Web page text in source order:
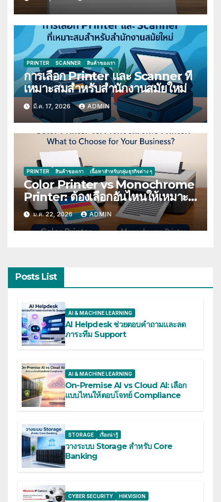
PRINTER SCANNER สินค้าของเรา
การเลือก Printer และ Scanner ที่
เหมาะสมสำหรับสำนักงานสมัยใหม่
มี.ค. 17, 2026 ADMIN
PRINTER สินค้าของเรา เนื้อหาสำหรับกลุ่มธุรกิจต่าง ๆ
Color Printer vs Monochrome
Printer: ต้องเลือกอันไหนให้เหมาะ
กับธุรกิจของคุณ
ม.ค. 22, 2026 ADMIN
Posts List
AI & MACHINE LEARNING
AI Helpdesk ช่วยตอบคำถามและลด
ภาระทีม Support
AI & MACHINE LEARNING
On-Premise AI vs Cloud AI: เลือก
แบบไหนให้ตอบโจทย์ Compliance
STORAGE เรื่องน่ารู้
วางระบบ Storage สำหรับ Core
Banking
CYBER SECURITY HIKVISION